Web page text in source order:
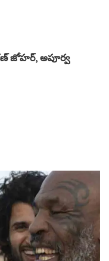
జోహర్, అపూర్వ